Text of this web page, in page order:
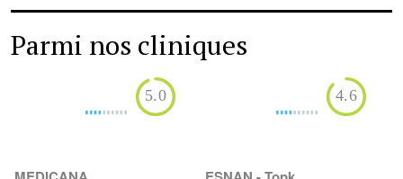
Parmi nos cliniques
5.0 4.6